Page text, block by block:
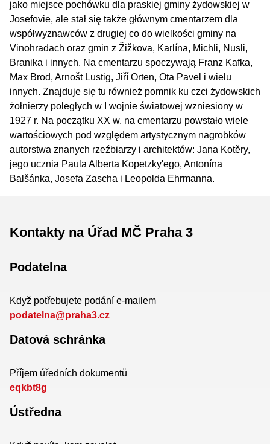
jako miejsce pochówku dla praskiej gminy żydowskiej w
Josefovie, ale stał się także głównym cmentarzem dla
współwyznawców z drugiej co do wielkości gminy na
Vinohradach oraz gmin z Žižkova, Karlína, Michli, Nusli,
Branika i innych. Na cmentarzu spoczywają Franz Kafka,
Max Brod, Arnošt Lustig, Jiří Orten, Ota Pavel i wielu
innych. Znajduje się tu również pomnik ku czci żydowskich
żołnierzy poległych w I wojnie światowej wzniesiony w
1927 r. Na początku XX w. na cmentarzu powstało wiele
wartościowych pod względem artystycznym nagrobków
autorstwa znanych rzeźbiarzy i architektów: Jana Kotěry,
jego ucznia Paula Alberta Kopetzky'ego, Antonína
Balšánka, Josefa Zascha i Leopolda Ehrmanna.
Kontakty na Úřad MČ Praha 3
Podatelna
Když potřebujete podání e-mailem
podatelna@praha3.cz
Datová schránka
Příjem úředních dokumentů
eqkbt8g
Ústředna